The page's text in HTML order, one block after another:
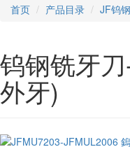
首页
产品目录 JF钨
钨钢铣牙
外牙)